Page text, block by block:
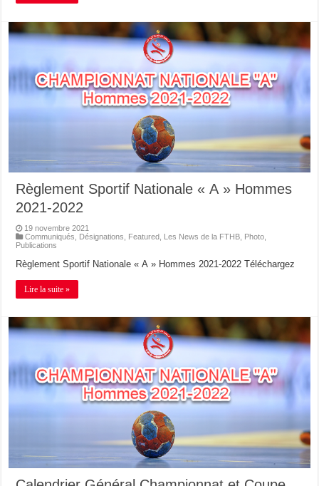
Règlement Sportif Nationale « A » Hommes
2021-2022
19 novembre 2021
Communiqués
Désignations Featured Les News de la FTHB Photo
Publications
Règlement Sportif Nationale « A » Hommes 2021-2022 Téléchargez
Lire la suite »